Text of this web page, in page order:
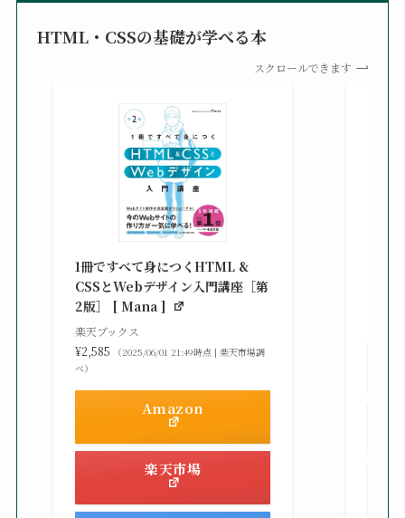
HTML・CSSの基礎が学べる本
スクロールできます
1冊ですべて身につくHTML &
CSSとWebデザイン入門講座［第
2版］ [ Mana ]
楽天ブックス
¥2,585
（2025/06/01 21:49時点 | 楽天市場調
べ）
Amazon
楽天市場